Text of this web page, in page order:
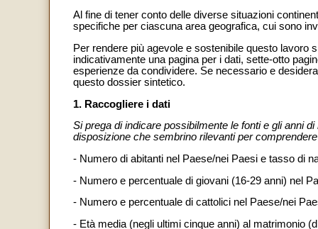
Al fine di tener conto delle diverse situazioni
specifiche per ciascuna area geografica, cui sono
Per rendere più agevole e sostenibile questo lavoro
indicativamente una pagina per i dati, sette-otto
esperienze da condividere. Se necessario e
questo dossier sintetico.
1. Raccogliere i dati
Si prega di indicare possibilmente le fonti e gli anni
disposizione che sembrino rilevanti per
- Numero di abitanti nel Paese/nei Paesi e tasso di
- Numero e percentuale di giovani (16-29 anni) nel
- Numero e percentuale di cattolici nel Paese/nei
- Età media (negli ultimi cinque anni) al matrimonio